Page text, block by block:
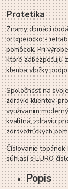
Protetika
Známy domáci
ortopedicko -
pomôcok. Pri
ktoré zabezpečujú
klenba vložky
Spoločnosť na
zdravie klientov,
využívaním
kvalitná, zdraviu
zdravotníckych
Číslovanie
súhlasí s EURO
Popis